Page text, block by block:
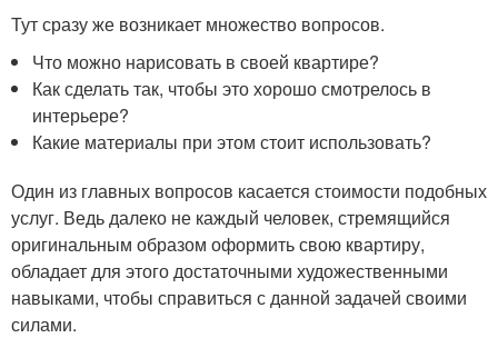
Тут сразу же возникает множество вопросов.
Что можно нарисовать в своей квартире?
Как сделать так, чтобы это хорошо смотрелось в
интерьере?
Какие материалы при этом стоит использовать?
Один из главных вопросов касается стоимости подобных
услуг. Ведь далеко не каждый человек, стремящийся
оригинальным образом оформить свою квартиру,
обладает для этого достаточными художественными
навыками, чтобы справиться с данной задачей своими
силами.